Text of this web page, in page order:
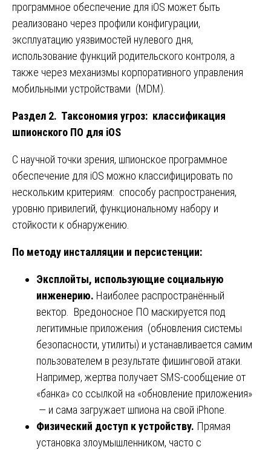
программное обеспечение для iOS может быть
реализовано через профили конфигурации,
эксплуатацию уязвимостей нулевого дня,
использование функций родительского контроля, а
также через механизмы корпоративного управления
мобильными устройствами (MDM).
Раздел 2. Таксономия угроз: классификация
шпионского ПО для iOS
С научной точки зрения, шпионское программное
обеспечение для iOS можно классифицировать по
нескольким критериям: способу распространения,
уровню привилегий, функциональному набору и
стойкости к обнаружению.
По методу инсталляции и персистенции:
Эксплойты, использующие социальную
инженерию. Наиболее распространённый
вектор. Вредоносное ПО маскируется под
легитимные приложения (обновления системы
безопасности, утилиты) и устанавливается самим
пользователем в результате фишинговой атаки.
Например, жертва получает SMS-сообщение от
«банка» со ссылкой на «обновление приложения»
— и сама загружает шпиона на свой iPhone.
Физический доступ к устройству. Прямая
установка злоумышленником, часто с